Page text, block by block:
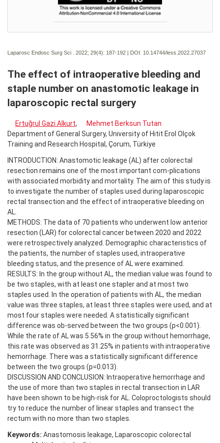
Laparosc Endosc Surg Sci . 2022; 29(4): 187-192 | DOI: 10.14744/less.2022.27037
The effect of intraoperative bleeding and
staple number on anastomotic leakage in
laparoscopic rectal surgery
Ertuğrul Gazi Alkurt,
Mehmet Berksun Tutan
Department of General Surgery, University of Hitit Erol Olçok
Training and Research Hospital, Çorum, Türkiye
INTRODUCTION: Anastomotic leakage (AL) after colorectal
resection remains one of the most important com-plications
with associated morbidity and mortality. The aim of this study is
to investigate the number of staples used during laparoscopic
rectal transection and the effect of intraoperative bleeding on
AL.
METHODS: The data of 70 patients who underwent low anterior
resection (LAR) for colorectal cancer between 2020 and 2022
were retrospectively analyzed. Demographic characteristics of
the patients, the number of staples used, intraoperative
bleeding status, and the presence of AL were examined.
RESULTS: In the group without AL, the median value was found to
be two staples, with at least one stapler and at most two
staples used. In the operation of patients with AL, the median
value was three staples, at least three staples were used, and at
most four staples were needed. A statistically significant
difference was ob-served between the two groups (p<0.001).
While the rate of AL was 5.56% in the group without hemorrhage,
this rate was observed as 31.25% in patients with intraoperative
hemorrhage. There was a statistically significant difference
between the two groups (p=0.013).
DISCUSSION AND CONCLUSION: Intraoperative hemorrhage and
the use of more than two staples in rectal transection in LAR
have been shown to be high-risk for AL. Coloproctologists should
try to reduce the number of linear staples and transect the
rectum with no more than two staples.
Keywords: Anastomosis leakage, Laparoscopic colorectal